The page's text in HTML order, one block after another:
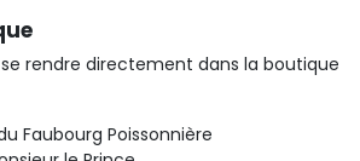
rendre directement dans la boutique
Faubourg Poissonnière